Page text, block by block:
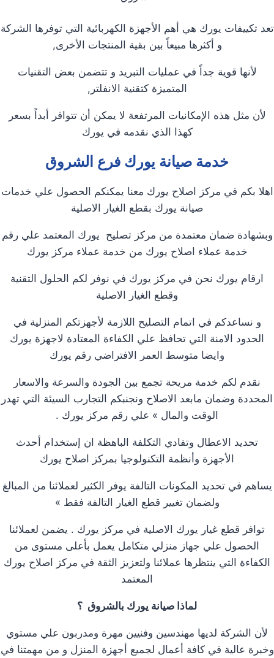
تعد تكييفات يورك هي أهم الأجهزة الكهربائية التي توفرها الشركة
و أكثرها مبيعاً بين بقية المنتجات الأخرى,
لأنها قوية جداً في عمليات التبريد و تتضمن بعض التقنيات
المتميزة كتقنية الانفلتر,
لأن مثل هذه الإمكانيات المرتفعة لا يمكن أن تتوافر أبداً بسعر
كهذا الذي نقدمه في يورك
خدمة صيانة يورك فرع الشروق
اهلا بكم في مركز اصلاح يورك معنا يمكنكم الحصول علي خدمات
صيانة يورك بقطع الغيار الاصلية
وبشهادة ضمان معتمدة من مركز تصليح يورك المعتمد علي رقم
خدمة عملاء اصلاح يورك من خدمة عملاء مركز يورك
ارقام يورك نحن في مركز يورك في نوفر لكم الحلول التقنية
وقطع الغيار الاصلية
و نساعدكم في اتمام التصليح اللازمة لأجهزتكم المنزلية في
الحدود الامنة التي تحافظ علي الكفاءة المعتادة لاجهزة يورك
وايضا متوسط العمر الافتراضي رقم يورك
نقدم لكم خدمة مريحة تجمع بين الجودة والسرعة والاسعار
المحددة وضمان مابعد الاصلاح ونجنبكم التجارب السيئة التي تهدر
الوقت والمال » علي رقم مركز يورك .
تحديد الاعطال وتفادي التكلفة الباهظة ان إستخدام أحدث
الأجهزة وأنظمة التكنولوجيا بمركز اصلاح يورك
يساهم في تحديد المكونات التالفة يوفر الكثير لعملائنا من المبالغ
ولضمان تغيير قطع الغيار التالفة فقط »
توافر قطع غيار يورك الاصلية في مركز يورك . يضمن لعملائنا
الحصول علي جهاز منزلي متكامل يعمل بأعلى مستوى من
الكفاءة التي ينتظرها عملائنا ولتعزيز الثقة في مركز اصلاح يورك
المعتمد
لماذا صيانة يورك بالشروق ؟
لأن الشركة لديها مهندسين وفنيين مهرة ومدربون علي مستوي
وخبرة عالية في كافة أعمال لجميع أجهزة المنزل و من مهمتنا في